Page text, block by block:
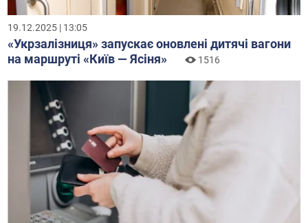
19.12.2025 | 13:05
«Укрзалізниця» запускає оновлені дитячі вагони
на маршруті «Київ — Ясіня»
1516